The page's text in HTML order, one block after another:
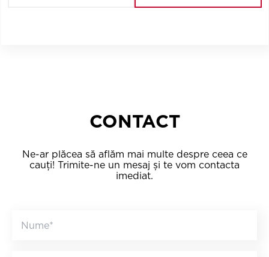
CONTACT
Ne-ar plăcea să aflăm mai multe despre ceea ce
cauți! Trimite-ne un mesaj și te vom contacta
imediat.